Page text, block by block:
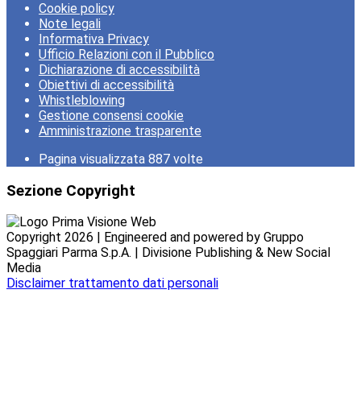
Cookie policy
Note legali
Informativa Privacy
Ufficio Relazioni con il Pubblico
Dichiarazione di accessibilità
Obiettivi di accessibilità
Whistleblowing
Gestione consensi cookie
Amministrazione trasparente
Pagina visualizzata 887 volte
Sezione Copyright
Copyright 2026 | Engineered and powered by Gruppo
Spaggiari Parma S.p.A. | Divisione Publishing & New Social
Media
Disclaimer trattamento dati personali